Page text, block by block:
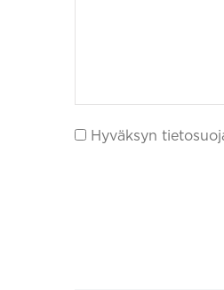
Hyväksyn